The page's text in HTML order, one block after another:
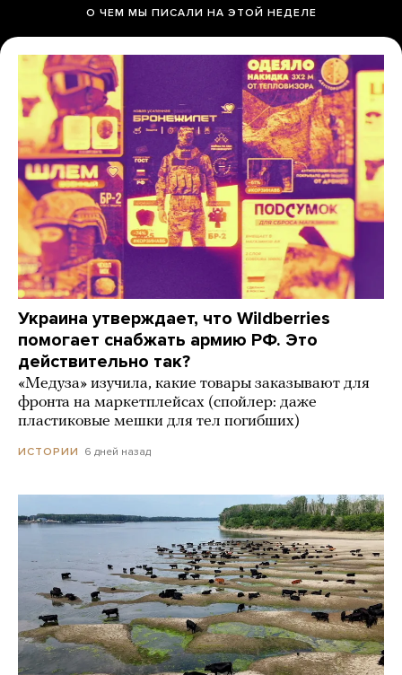
О ЧЕМ МЫ ПИСАЛИ НА ЭТОЙ НЕДЕЛЕ
Украина утверждает, что Wildberries
помогает снабжать армию РФ. Это
действительно так?
«Медуза» изучила, какие товары заказывают для
фронта на маркетплейсах (спойлер: даже
пластиковые мешки для тел погибших)
ИСТОРИИ 6 дней назад